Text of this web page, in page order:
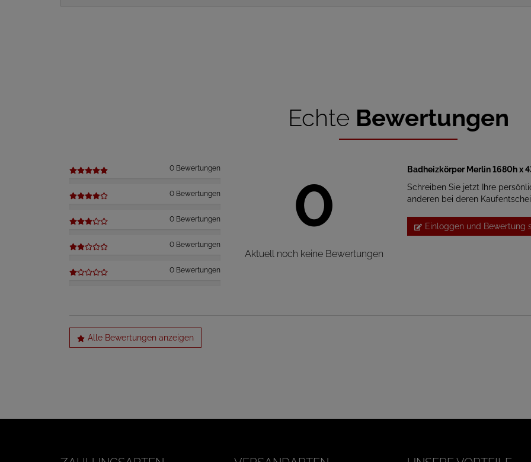
Echte Bewertungen
0 Bewertungen
0 Bewertungen
0 Bewertungen
0 Bewertungen
0 Bewertungen
0
Aktuell noch keine Bewertungen
Badheizkörper Merlin 1680h x
Schreiben Sie jetzt Ihre
anderen bei deren
Einloggen und Bewertung
Alle Bewertungen anzeigen